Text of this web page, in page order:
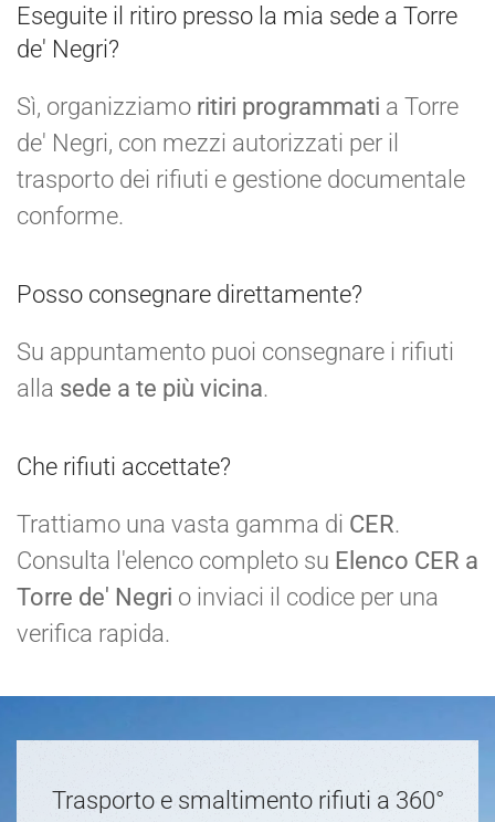
Eseguite il ritiro presso la mia sede a Torre
de' Negri?
Sì, organizziamo ritiri programmati a Torre
de' Negri, con mezzi autorizzati per il
trasporto dei rifiuti e gestione documentale
conforme.
Posso consegnare direttamente?
Su appuntamento puoi consegnare i rifiuti
alla sede a te più vicina.
Che rifiuti accettate?
Trattiamo una vasta gamma di CER.
Consulta l'elenco completo su Elenco CER a
Torre de' Negri o inviaci il codice per una
verifica rapida.
Trasporto e smaltimento rifiuti a 360°